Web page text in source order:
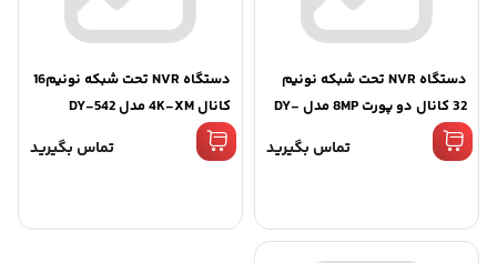
دستگاه NVR تحت شبکه نونیم
32 کانال دو پورت 8MP مدل DY-
536
تماس بگیرید
دستگاه NVR تحت شبکه نونیم16
کانال 4K-XM مدل DY-542
تماس بگیرید